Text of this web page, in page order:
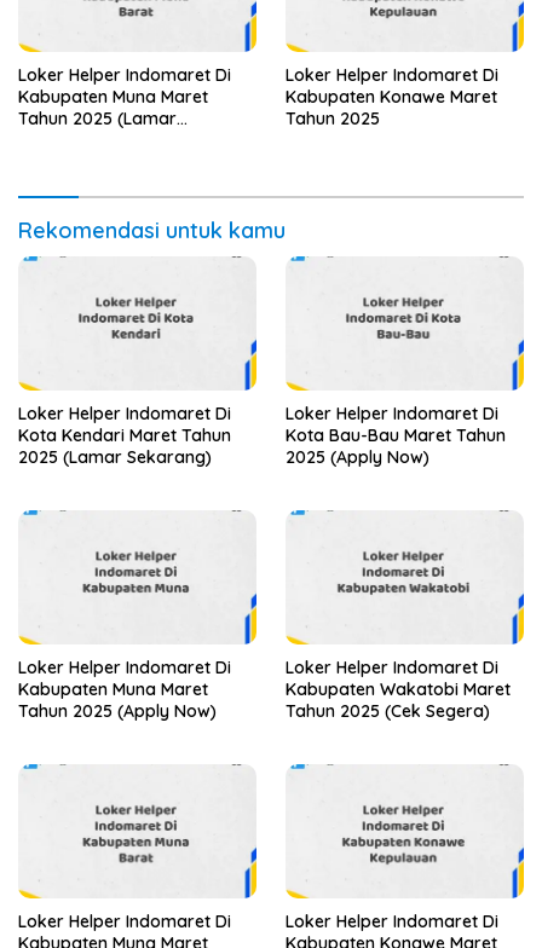
Loker Helper Indomaret Di
Kabupaten Muna Maret
Tahun 2025 (Lamar
Loker Helper Indomaret Di
Kabupaten Konawe Maret
Tahun 2025
Rekomendasi untuk kamu
Loker Helper Indomaret Di
Kota Kendari Maret Tahun
2025 (Lamar Sekarang)
Loker Helper Indomaret Di
Kota Bau-Bau Maret Tahun
2025 (Apply Now)
Loker Helper Indomaret Di
Kabupaten Muna Maret
Tahun 2025 (Apply Now)
Loker Helper Indomaret Di
Kabupaten Wakatobi Maret
Tahun 2025 (Cek Segera)
Loker Helper Indomaret Di
Kabupaten Muna Maret
Loker Helper Indomaret Di
Kabupaten Konawe Maret